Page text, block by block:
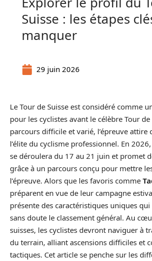
Suisse : les étapes
manquer
29 juin 2026
Le Tour de Suisse est considéré comme
pour les cyclistes avant le célèbre Tour de
parcours difficile et varié, l’épreuve attire
l’élite du cyclisme professionnel. En
se déroulera du 17 au 21 juin et promet
grâce à un parcours conçu pour mettre
l’épreuve. Alors que les favoris comme
préparent en vue de leur campagne
présente des caractéristiques uniques
sans doute le classement général. Au
suisses, les cyclistes devront naviguer à
du terrain, alliant ascensions difficiles et
tactiques. Cet article se penche sur les